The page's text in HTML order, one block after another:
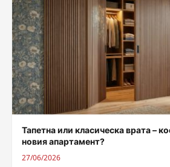
Тапетна или класическа врата –
новия апартамент?
27/06/2026